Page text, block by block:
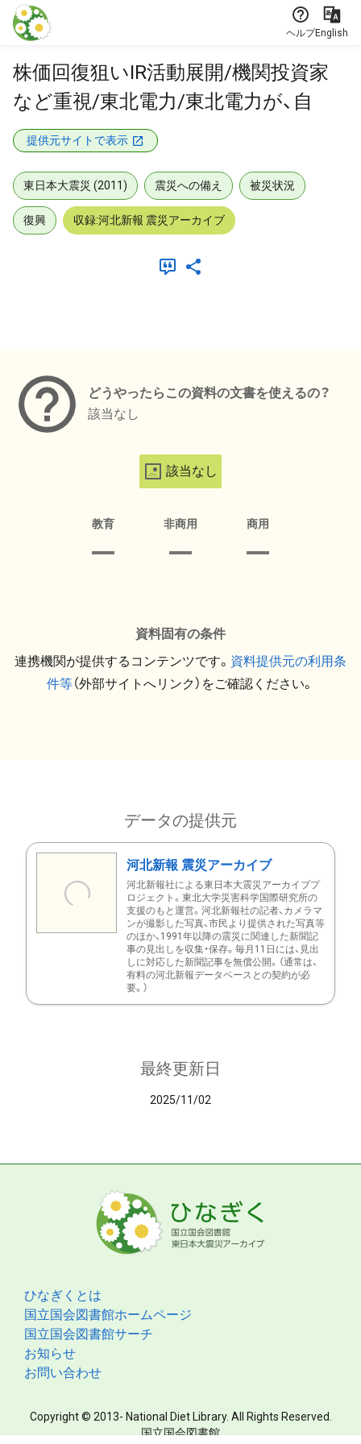
本文に飛ぶ
ヘルプEnglish
株価回復狙いIR活動展開/機関投資家
など重視/東北電力/東北電力が、自
提供元サイトで表示
東日本大震災 (2011) 震災への備え 被災状況
復興 収録:河北新報 震災アーカイブ
どうやったらこの資料の文書を使えるの？
該当なし
該当なし
教育 非商用 商用
資料固有の条件
連携機関が提供するコンテンツです。 資料提供元の利用条
件等（外部サイトへリンク）をご確認ください。
データの提供元
河北新報 震災アーカイブ
河北新報社による東日本大震災アーカイブプ
ロジェクト。東北大学災害科学国際研究所の
支援のもと運営。河北新報社の記者、カメラマ
ンが撮影した写真、市民より提供された写真等
のほか、1991年以降の震災に関連した新聞記
事の見出しを収集・保存。毎月11日には、見出
しに対応した新聞記事を無償公開。（通常は、
有料の河北新報データベースとの契約が必
要。）
最終更新日
2025/11/02
ひなぎくとは
国立国会図書館ホームページ
国立国会図書館サーチ
お知らせ
お問い合わせ
Copyright © 2013- National Diet Library. All Rights Reserved.